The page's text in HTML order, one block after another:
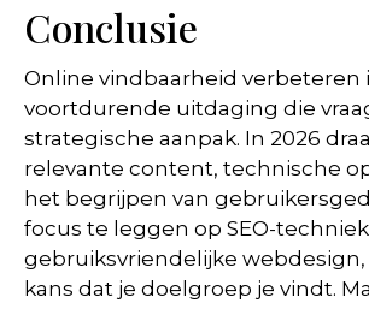
Conclusie
Online vindbaarheid verbeteren
voortdurende uitdaging die
strategische aanpak. In 2026
relevante content, technische
het begrijpen van
focus te leggen op SEO-
gebruiksvriendelijke
kans dat je doelgroep je vindt.